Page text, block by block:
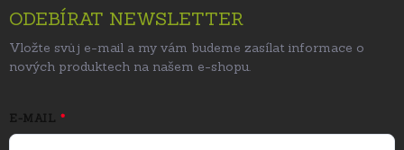
ODEBÍRAT NEWSLETTER
Vložte svůj e-mail a my vám budeme zasílat informace o
nových produktech na našem e-shopu.
E-MAIL